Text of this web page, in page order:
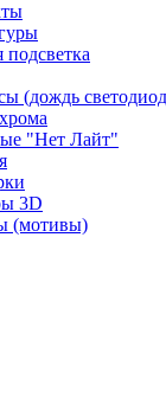
подсветка
(дождь
"Нет Лайт"
3D
(мотивы)